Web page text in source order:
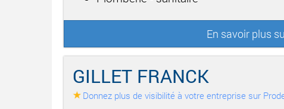
En savoir plus
GILLET FRANCK
Donnez plus de visibilité à votre entreprise sur